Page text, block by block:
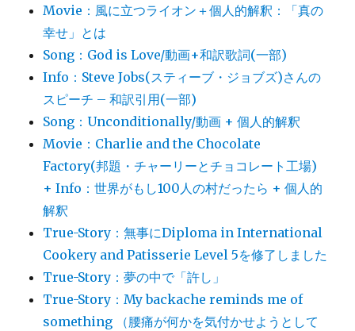
Movie：風に立つライオン＋個人的解釈：「真の
幸せ」とは
Song：God is Love/動画+和訳歌詞(一部)
Info：Steve Jobs(スティーブ・ジョブズ)さんの
スピーチ – 和訳引用(一部)
Song：Unconditionally/動画 + 個人的解釈
Movie：Charlie and the Chocolate
Factory(邦題・チャーリーとチョコレート工場)
+ Info：世界がもし100人の村だったら + 個人的
解釈
True-Story：無事にDiploma in International
Cookery and Patisserie Level 5を修了しました
True-Story：夢の中で「許し」
True-Story：My backache reminds me of
something （腰痛が何かを気付かせようとして